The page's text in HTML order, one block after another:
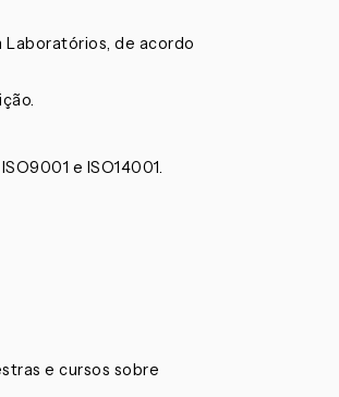
de acordo
e ISO14001.
e cursos sobre